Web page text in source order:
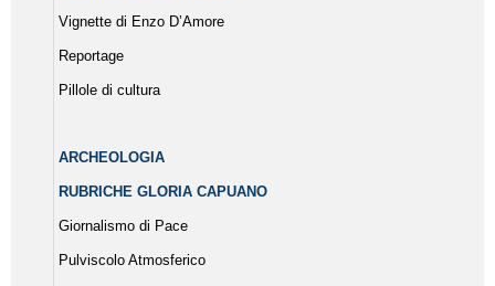
Vignette di Enzo D’Amore
Reportage
Pillole di cultura
ARCHEOLOGIA
RUBRICHE GLORIA CAPUANO
Giornalismo di Pace
Pulviscolo Atmosferico